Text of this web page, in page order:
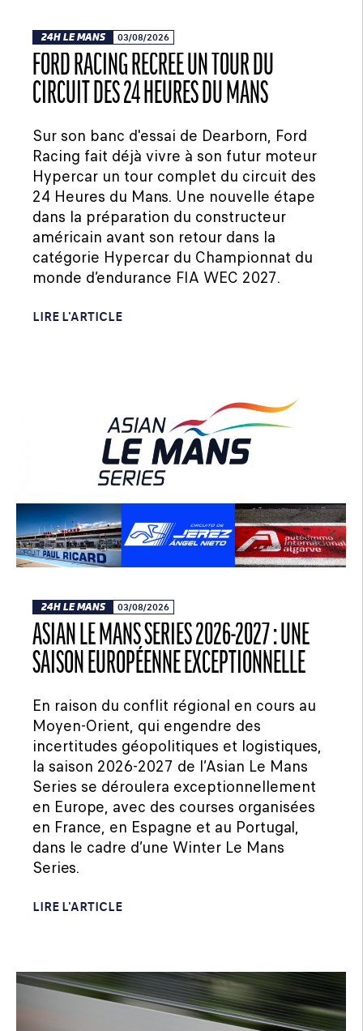
24H LE MANS 03/08/2026
FORD RACING RECRÉE UN TOUR DU
CIRCUIT DES 24 HEURES DU MANS
Sur son banc d'essai de Dearborn, Ford
Racing fait déjà vivre à son futur moteur
Hypercar un tour complet du circuit des
24 Heures du Mans. Une nouvelle étape
dans la préparation du constructeur
américain avant son retour dans la
catégorie Hypercar du Championnat du
monde d’endurance FIA WEC 2027.
LIRE L'ARTICLE
24H LE MANS 03/08/2026
ASIAN LE MANS SERIES 2026-2027 : UNE
SAISON EUROPÉENNE EXCEPTIONNELLE
En raison du conflit régional en cours au
Moyen-Orient, qui engendre des
incertitudes géopolitiques et logistiques,
la saison 2026-2027 de l’Asian Le Mans
Series se déroulera exceptionnellement
en Europe, avec des courses organisées
en France, en Espagne et au Portugal,
dans le cadre d’une Winter Le Mans
Series.
LIRE L'ARTICLE